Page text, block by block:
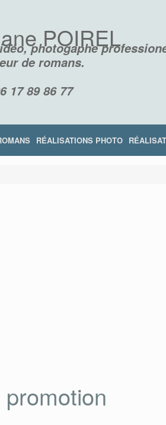
POIREL
photogaphe
de romans.
17 89 86 77
RÉALISATIONS PHOTO
3
/ 24
Auteur Stéphane POIREL
juillet 2026